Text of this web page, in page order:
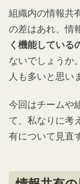
組織内の情報共
の差はあれ、情
く機能している
ないでしょうか
人も多いと思い
今回はチームや
て、私なりに考
有について見直